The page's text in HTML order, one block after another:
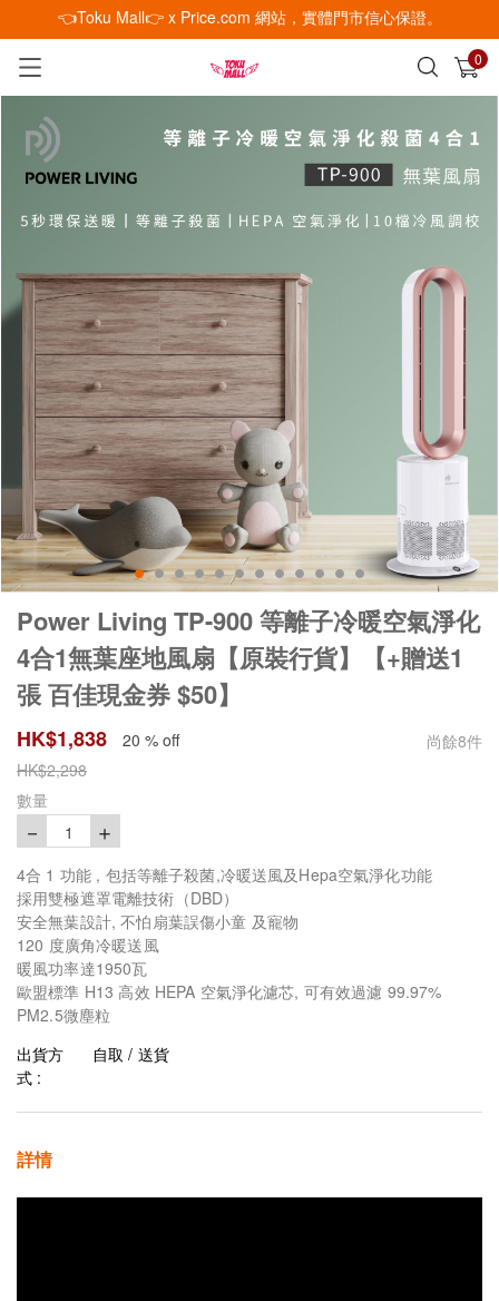
👈Toku Mall👉 x Price.com 網站，實體門市信心保證。
0
已加入購物車 查看
Power Living TP-900 等離子冷暖空氣淨化
4合1無葉座地風扇【原裝行貨】【+贈送1
張 百佳現金券 $50】
HK$1,838 20 % off 尚餘8件
HK$2,298
數量
－ 1 ＋
4合 1 功能 , 包括等離子殺菌,冷暖送風及Hepa空氣淨化功能
採用雙極遮罩電離技術（DBD）
安全無葉設計, 不怕扇葉誤傷小童 及寵物
120 度廣角冷暖送風
暖風功率達1950瓦
歐盟標準 H13 高效 HEPA 空氣淨化濾芯, 可有效過濾 99.97%
PM2.5微塵粒
出貨方
式 :
自取 / 送貨
詳情